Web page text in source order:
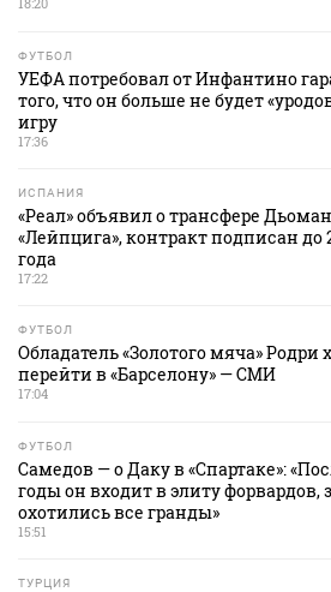
ФУТБОЛ
УЕФА потребовал от Инфантино
того, что он больше не будет
игру
17:36
ИСПАНИЯ
«Реал» объявил о трансфере
«Лейпцига», контракт подписан до
года
17:22
ФУТБОЛ
Обладатель «Золотого мяча» Родри
перейти в «Барселону» — СМИ
17:04
ФУТБОЛ
Самедов — о Даку в «Спартаке»:
годы он входит в элиту форвардов,
охотились все гранды»
15:51
ТУРЦИЯ